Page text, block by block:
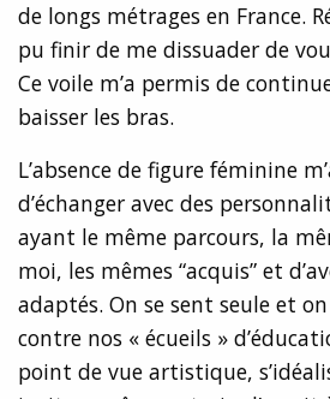
de longs métrages en France.
pu finir de me dissuader de
Ce voile m’a permis de
baisser les bras.
L’absence de figure féminine
d’échanger avec des
ayant le même parcours, la
moi, les mêmes “acquis” et
adaptés. On se sent seule et on
contre nos « écueils »
point de vue artistique,